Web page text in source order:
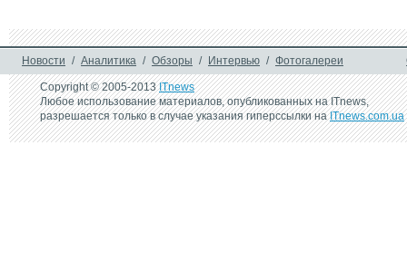
Новости / Аналитика / Обзоры / Интервью / Фотогалереи
Copyright © 2005-2013ITnews
Любое использование материалов, опубликованных на ITnews,
разрешается только в случае указания гиперссылки наITnews.com.ua